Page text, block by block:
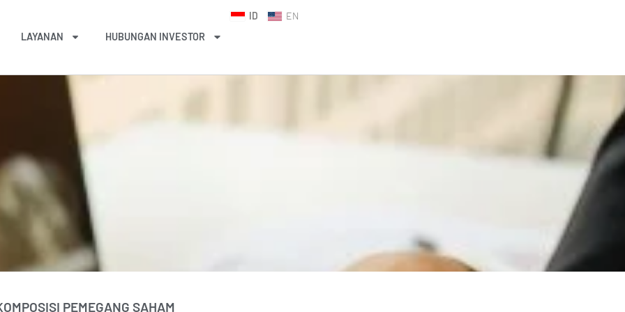
LAYANAN HUBUNGAN INVESTOR
ID EN
PEMEGANG SAHAM